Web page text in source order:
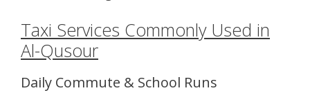
Taxi Services Commonly Used in
Al-Qusour
Daily Commute & School Runs